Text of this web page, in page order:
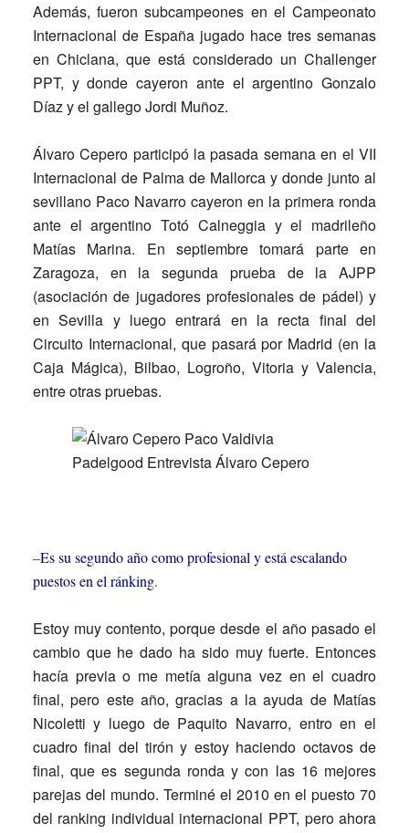
Además, fueron subcampeones en el Campeonato
Internacional de España jugado hace tres semanas
en Chiclana, que está considerado un Challenger
PPT, y donde cayeron ante el argentino Gonzalo
Díaz y el gallego Jordi Muñoz.
Álvaro Cepero participó la pasada semana en el VII
Internacional de Palma de Mallorca y donde junto al
sevillano Paco Navarro cayeron en la primera ronda
ante el argentino Totó Calneggia y el madrileño
Matías Marina. En septiembre tomará parte en
Zaragoza, en la segunda prueba de la AJPP
(asociación de jugadores profesionales de pádel) y
en Sevilla y luego entrará en la recta final del
Circuito Internacional, que pasará por Madrid (en la
Caja Mágica), Bilbao, Logroño, Vitoria y Valencia,
entre otras pruebas.
–Es su segundo año como profesional y está escalando
puestos en el ránking.
Estoy muy contento, porque desde el año pasado el
cambio que he dado ha sido muy fuerte. Entonces
hacía previa o me metía alguna vez en el cuadro
final, pero este año, gracias a la ayuda de Matías
Nicoletti y luego de Paquito Navarro, entro en el
cuadro final del tirón y estoy haciendo octavos de
final, que es segunda ronda y con las 16 mejores
parejas del mundo. Terminé el 2010 en el puesto 70
del ranking individual internacional PPT, pero ahora